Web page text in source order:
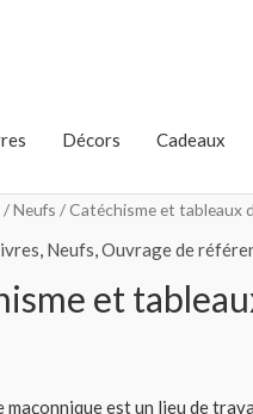
Décors Cadeaux
/Neufs / Catéchisme et tableaux
, Neufs,Ouvrage de
et
maçonnique est un lieu de